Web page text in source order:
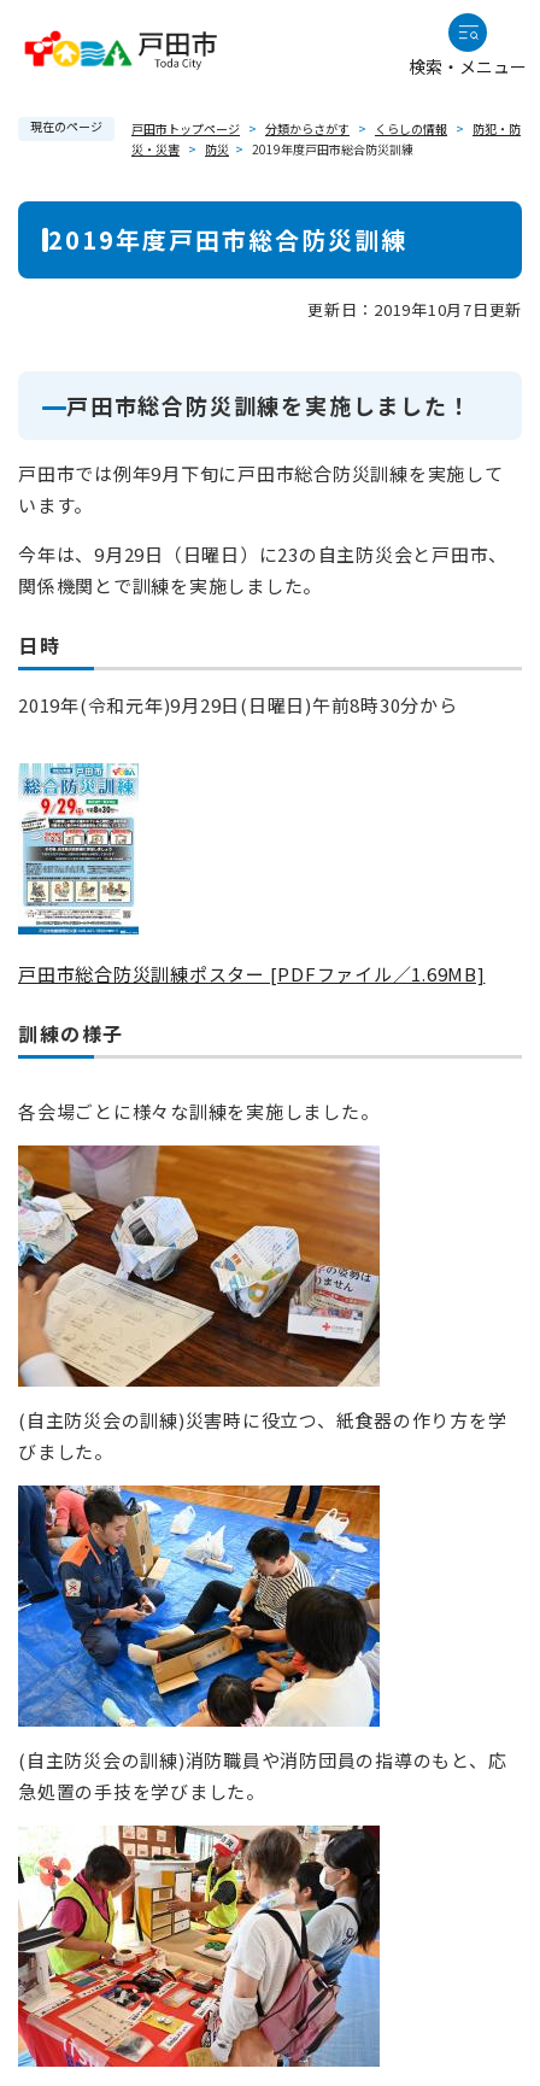
検索・メニュー
現在のページ 戸田市トップページ > 分類からさがす > くらしの情報 > 防犯・防
災・災害 > 防災 > 2019年度戸田市総合防災訓練
本
2019年度戸田市総合防災訓練
更新日：2019年10月7日更新
戸田市総合防災訓練を実施しました！
戸田市では例年9月下旬に戸田市総合防災訓練を実施して
います。
今年は、9月29日（日曜日）に23の自主防災会と戸田市、
関係機関とで訓練を実施しました。
日時
2019年(令和元年)9月29日(日曜日)午前8時30分から
戸田市総合防災訓練ポスター [PDFファイル／1.69MB]
訓練の様子
各会場ごとに様々な訓練を実施しました。
(自主防災会の訓練)災害時に役立つ、紙食器の作り方を学
びました。
(自主防災会の訓練)消防職員や消防団員の指導のもと、応
急処置の手技を学びました。